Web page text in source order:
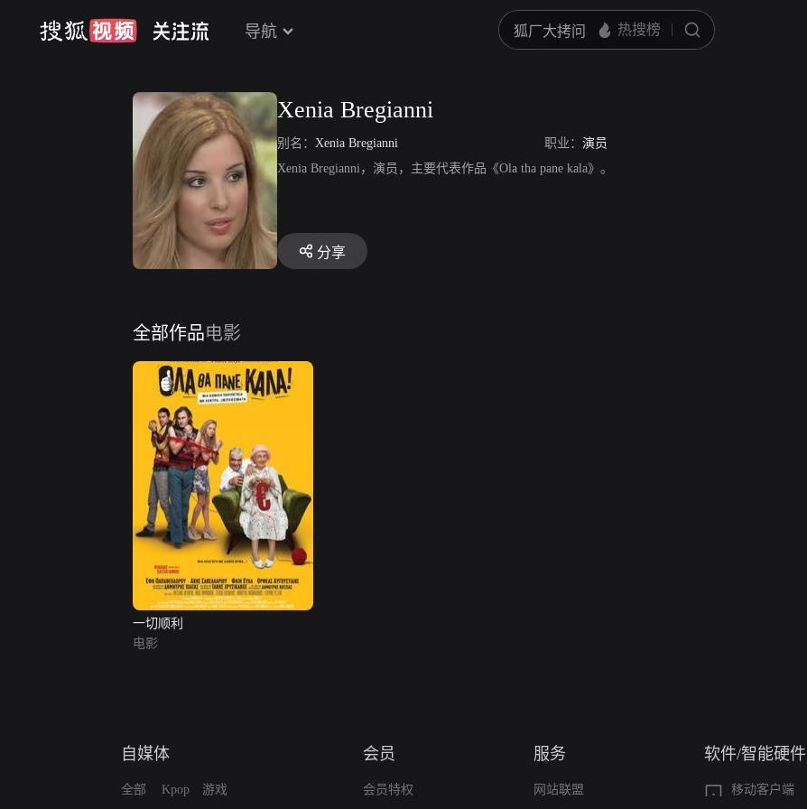
导航
Xenia Bregianni
别名： Xenia Bregianni 职业： 演员
Xenia Bregianni，演员，主要代表作品《Ola tha pane kala》。
分享
全部作品电影
一切顺利
电影
自媒体
全部 Kpop 游戏
会员
会员特权
服务
网站联盟
软件/智能硬件
移动客户端